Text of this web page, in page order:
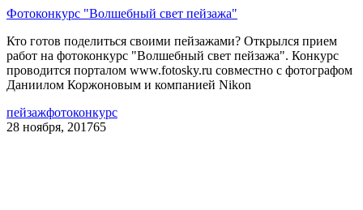
Фотоконкурс "Волшебный свет пейзажа"
Кто готов поделиться своими пейзажами? Открылся прием
работ на фотоконкурс "Волшебный свет пейзажа". Конкурс
проводится порталом www.fotosky.ru совместно с фотографом
Даниилом Коржоновым и компанией Nikon
пейзажфотоконкурс
28 ноября, 201765